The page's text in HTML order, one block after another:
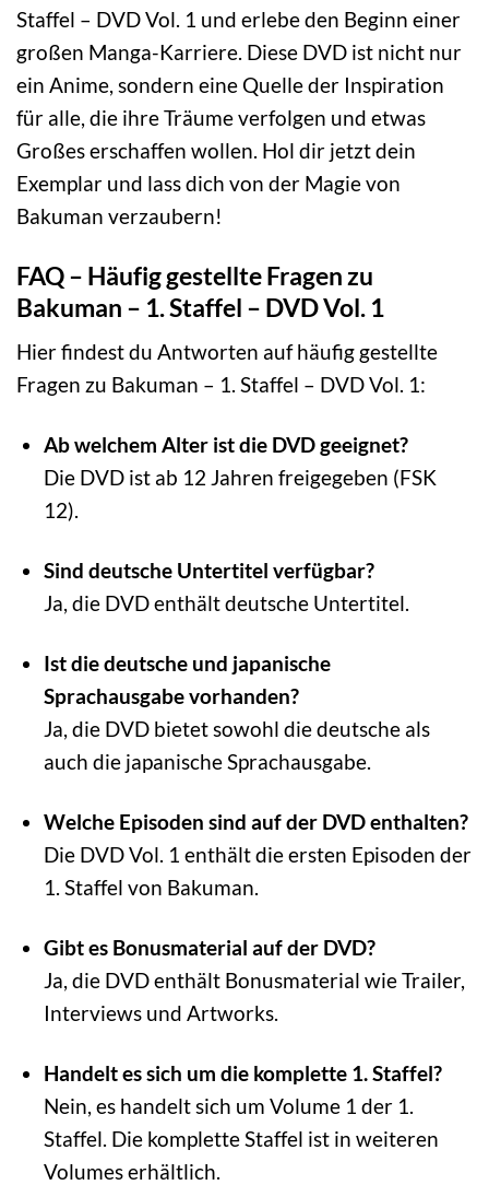
Staffel – DVD Vol. 1 und erlebe den Beginn einer
großen Manga-Karriere. Diese DVD ist nicht nur
ein Anime, sondern eine Quelle der Inspiration
für alle, die ihre Träume verfolgen und etwas
Großes erschaffen wollen. Hol dir jetzt dein
Exemplar und lass dich von der Magie von
Bakuman verzaubern!
FAQ – Häufig gestellte Fragen zu
Bakuman – 1. Staffel – DVD Vol. 1
Hier findest du Antworten auf häufig gestellte
Fragen zu Bakuman – 1. Staffel – DVD Vol. 1:
Ab welchem Alter ist die DVD geeignet?
Die DVD ist ab 12 Jahren freigegeben (FSK
12).
Sind deutsche Untertitel verfügbar?
Ja, die DVD enthält deutsche Untertitel.
Ist die deutsche und japanische
Sprachausgabe vorhanden?
Ja, die DVD bietet sowohl die deutsche als
auch die japanische Sprachausgabe.
Welche Episoden sind auf der DVD enthalten?
Die DVD Vol. 1 enthält die ersten Episoden der
1. Staffel von Bakuman.
Gibt es Bonusmaterial auf der DVD?
Ja, die DVD enthält Bonusmaterial wie Trailer,
Interviews und Artworks.
Handelt es sich um die komplette 1. Staffel?
Nein, es handelt sich um Volume 1 der 1.
Staffel. Die komplette Staffel ist in weiteren
Volumes erhältlich.